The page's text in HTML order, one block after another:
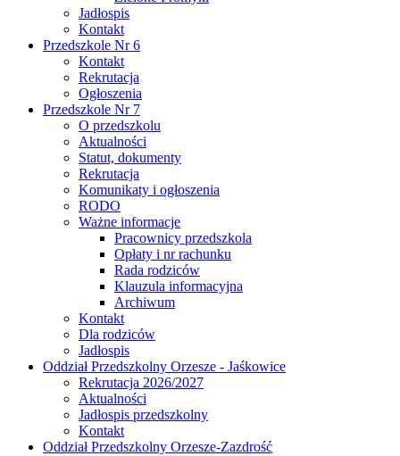
Jadłospis
Kontakt
Przedszkole Nr 6
Kontakt
Rekrutacja
Ogłoszenia
Przedszkole Nr 7
O przedszkolu
Aktualności
Statut, dokumenty
Rekrutacja
Komunikaty i ogłoszenia
RODO
Ważne informacje
Pracownicy przedszkola
Opłaty i nr rachunku
Rada rodziców
Klauzula informacyjna
Archiwum
Kontakt
Dla rodziców
Jadłospis
Oddział Przedszkolny Orzesze - Jaśkowice
Rekrutacja 2026/2027
Aktualności
Jadłospis przedszkolny
Kontakt
Oddział Przedszkolny Orzesze-Zazdrość